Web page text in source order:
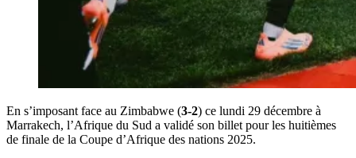
En s’imposant face au Zimbabwe (3-2) ce lundi 29 décembre à
Marrakech, l’Afrique du Sud a validé son billet pour les huitièmes
de finale de la Coupe d’Afrique des nations 2025.